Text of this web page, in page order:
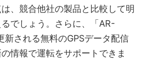
、競合他社の製品と比較して明
でしょう。さらに、「AR-
新される無料のGPSデータ配信
情報で運転をサポートできま